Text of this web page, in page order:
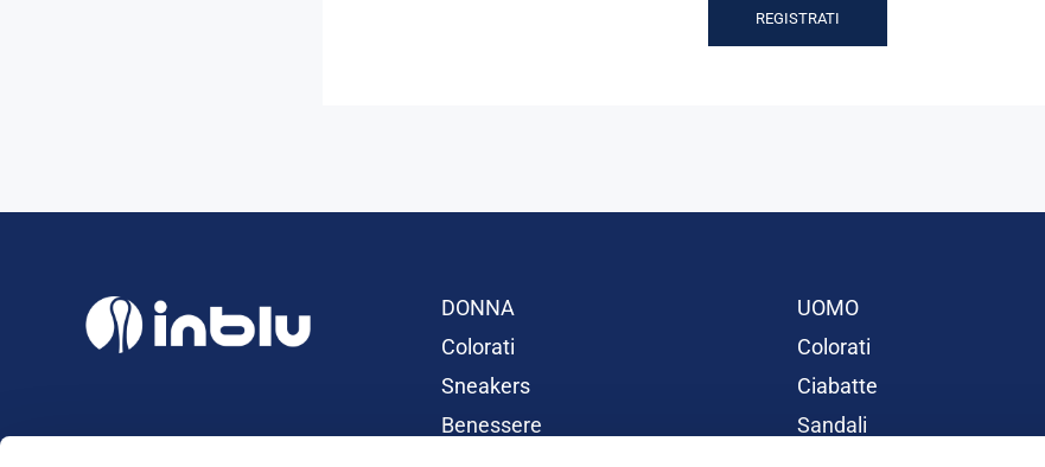
REGISTRATI
DONNA
Colorati
Sneakers
Benessere
UOMO
Colorati
Ciabatte
Sandali